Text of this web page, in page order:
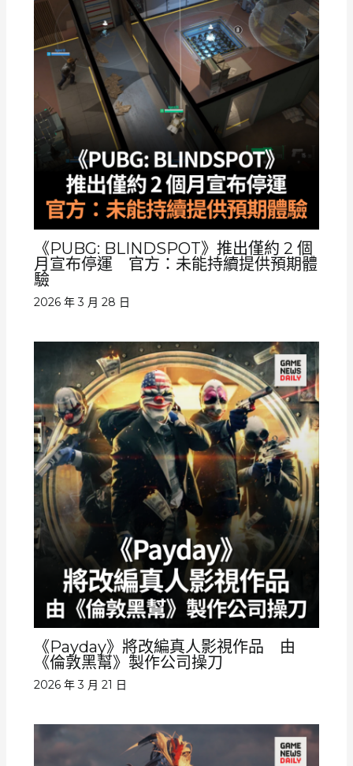
《PUBG: BLINDSPOT》推出僅約 2 個
月宣布停運 官方：未能持續提供預期體
驗
2026 年 3 月 28 日
《Payday》將改編真人影視作品 由
《倫敦黑幫》製作公司操刀
2026 年 3 月 21 日